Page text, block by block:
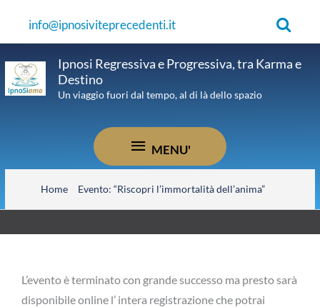
info@ipnosiviteprecedenti.it Cerca
Ipnosi Regressiva e Progressiva, tra Karma e
Destino
Un viaggio fuori dal tempo, al di là dello spazio
MENU'
MENU'
Home Evento: “Riscopri l’immortalità dell’anima”
L’evento è terminato con grande successo ma presto sarà
disponibile online l’ intera registrazione che potrai